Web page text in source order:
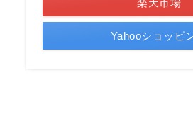
楽天市場
Yahooショッピ